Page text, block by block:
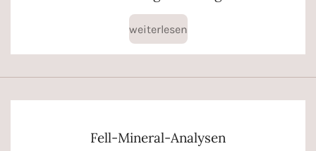
weiterlesen
Fell-Mineral-Analysen